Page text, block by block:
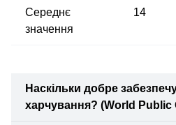
Середнє
значення
14
Наскільки добре
харчування? (World Public